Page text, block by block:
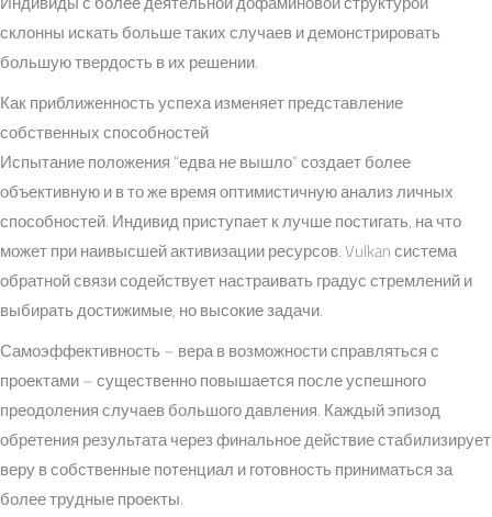
склонны искать больше таких случаев и демонстрировать
большую твердость в их решении.
Как приближенность успеха изменяет представление
собственных способностей
Испытание положения “едва не вышло” создает более
объективную и в то же время оптимистичную анализ личных
способностей. Индивид приступает к лучше постигать, на что
может при наивысшей активизации ресурсов. Vulkan система
обратной связи содействует настраивать градус стремлений и
выбирать достижимые, но высокие задачи.
Самоэффективность – вера в возможности справляться с
проектами – существенно повышается после успешного
преодоления случаев большого давления. Каждый эпизод
обретения результата через финальное действие стабилизирует
веру в собственные потенциал и готовность приниматься за
более трудные проекты.